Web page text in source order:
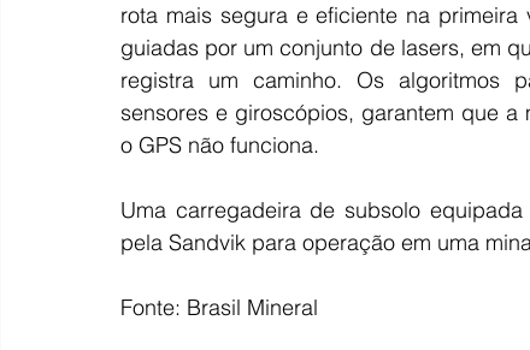
rota mais segura e eficiente na
guiadas por um conjunto de lasers, em
registra um caminho. Os algoritmos
sensores e giroscópios, garantem que
o GPS não funciona.
Uma carregadeira de subsolo
pela Sandvik para operação em uma
Fonte: Brasil Mineral